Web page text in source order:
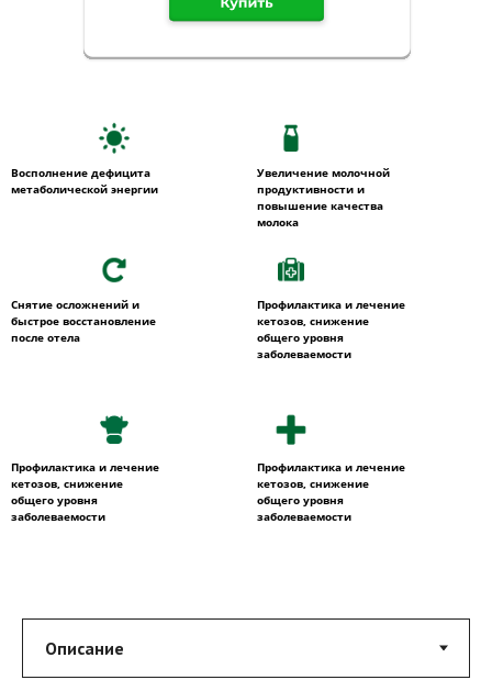
Восполнение дефицита
метаболической энергии
Увеличение молочной
продуктивности и
повышение качества
молока
Снятие осложнений и
быстрое восстановление
после отела
Профилактика и лечение
кетозов, снижение
общего уровня
заболеваемости
Профилактика и лечение
кетозов, снижение
общего уровня
заболеваемости
Профилактика и лечение
кетозов, снижение
общего уровня
заболеваемости